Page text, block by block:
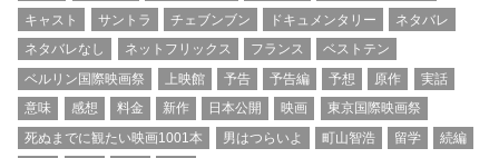
キャスト
サントラ チェブンブン ドキュメンタリー
ネタバレ
ネタバレなし
ネットフリックス フランス
ベストテン
ベルリン国際映画祭
上映館 予告 予告編 予想 原作
実話
意味
感想 料金 新作 日本公開 映画
東京国際映画祭
死ぬまでに観たい映画1001本
男はつらいよ 町山智浩 留学
続編